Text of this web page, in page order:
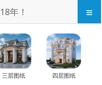
年！ ≡
三层图纸 四层图纸